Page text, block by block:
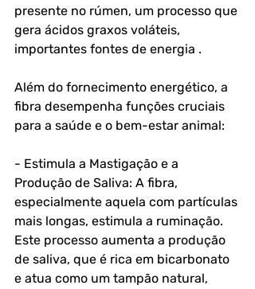
presente no rúmen, um processo que
gera ácidos graxos voláteis,
importantes fontes de energia .
Além do fornecimento energético, a
fibra desempenha funções cruciais
para a saúde e o bem-estar animal:
- Estimula a Mastigação e a
Produção de Saliva: A fibra,
especialmente aquela com partículas
mais longas, estimula a ruminação.
Este processo aumenta a produção
de saliva, que é rica em bicarbonato
e atua como um tampão natural,